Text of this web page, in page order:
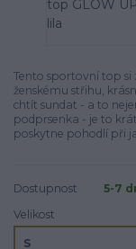
Tento sportovní top
ženskému střihu,
chtít sundat - a to
podprsenka - je to
poskytne pohodlí při
Dostupnost
5-7
Velikost